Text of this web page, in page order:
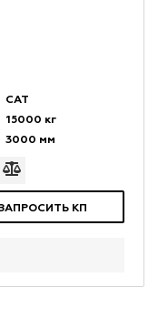
CAT
15000 кг
3000 мм
КП